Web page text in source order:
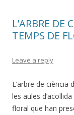
L’ARBRE
TEMPS DE
Leave a reply
L’arbre de ciència
les aules
floral que han